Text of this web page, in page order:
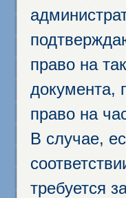
право на
документа,
право на
В случае,
требуется